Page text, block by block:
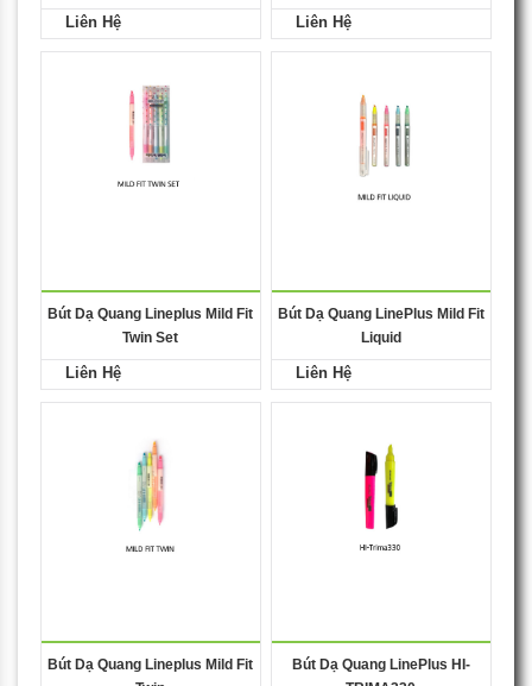
Liên Hệ Liên Hệ
Bút Dạ Quang Lineplus Mild Fit
Twin Set
Liên Hệ
Bút Dạ Quang LinePlus Mild Fit
Liquid
Liên Hệ
Bút Dạ Quang Lineplus Mild Fit
Bút Dạ Quang LinePlus HI-